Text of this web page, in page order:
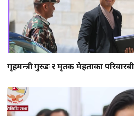
गृहमन्त्री गुरुङ र मृतक मेहताका